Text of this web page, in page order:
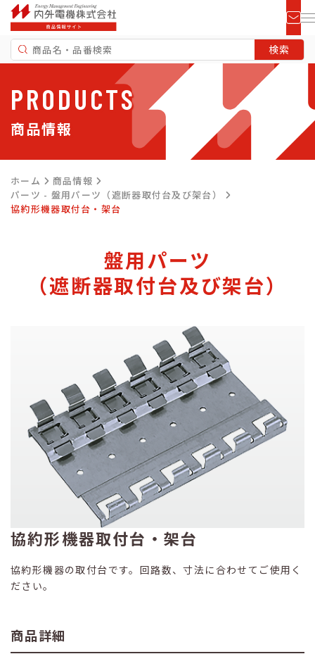
PRODUCTS
商品情報
ホーム
商品情報
パーツ - 盤用パーツ（遮断器取付台及び架台）
協約形機器取付台・架台
盤用パーツ
（遮断器取付台及び架台）
協約形機器取付台・架台
協約形機器の取付台です。回路数、寸法に合わせてご使用く
ださい。
商品詳細